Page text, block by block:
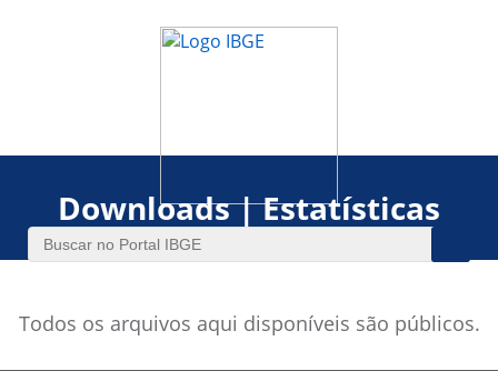
Downloads | Estatísticas
Todos os arquivos aqui disponíveis são públicos.